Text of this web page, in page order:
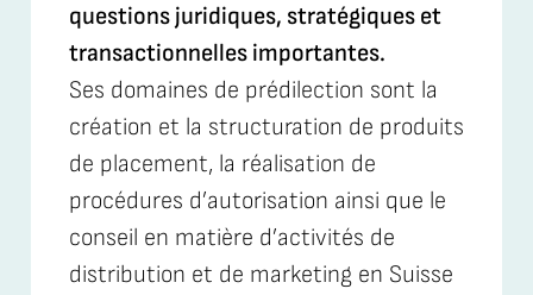
questions juridiques, stratégiques et
transactionnelles importantes.
Ses domaines de prédilection sont la
création et la structuration de produits
de placement, la réalisation de
procédures d’autorisation ainsi que le
conseil en matière d’activités de
distribution et de marketing en Suisse